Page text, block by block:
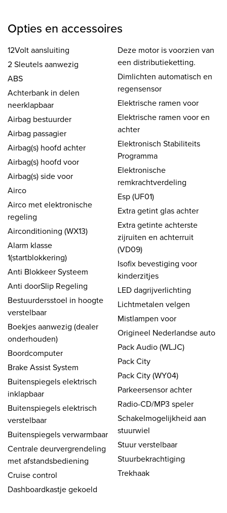
Opties en accessoires
12Volt aansluiting
2 Sleutels aanwezig
ABS
Achterbank in delen
neerklapbaar
Airbag bestuurder
Airbag passagier
Airbag(s) hoofd achter
Airbag(s) hoofd voor
Airbag(s) side voor
Airco
Airco met elektronische
regeling
Airconditioning (WX13)
Alarm klasse
1(startblokkering)
Anti Blokkeer Systeem
Anti doorSlip Regeling
Bestuurdersstoel in hoogte
verstelbaar
Boekjes aanwezig (dealer
onderhouden)
Boordcomputer
Brake Assist System
Buitenspiegels elektrisch
inklapbaar
Buitenspiegels elektrisch
verstelbaar
Buitenspiegels verwarmbaar
Centrale deurvergrendeling
met afstandsbediening
Cruise control
Dashboardkastje gekoeld
Deze motor is voorzien van
een distributieketting.
Dimlichten automatisch en
regensensor
Elektrische ramen voor
Elektrische ramen voor en
achter
Elektronisch Stabiliteits
Programma
Elektronische
remkrachtverdeling
Esp (UF01)
Extra getint glas achter
Extra getinte achterste
zijruiten en achterruit
(VD09)
Isofix bevestiging voor
kinderzitjes
LED dagrijverlichting
Lichtmetalen velgen
Mistlampen voor
Origineel Nederlandse auto
Pack Audio (WLJC)
Pack City
Pack City (WY04)
Parkeersensor achter
Radio-CD/MP3 speler
Schakelmogelijkheid aan
stuurwiel
Stuur verstelbaar
Stuurbekrachtiging
Trekhaak